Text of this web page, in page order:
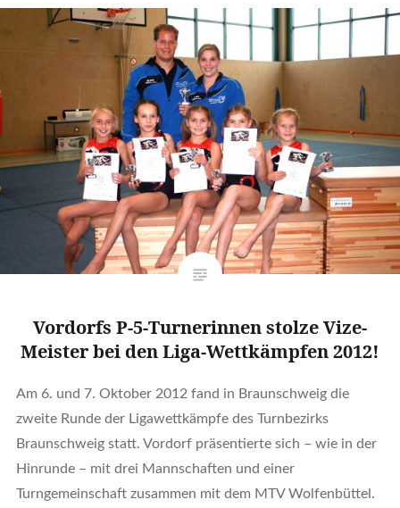
Vordorfs P-5-Turnerinnen stolze Vize-
Meister bei den Liga-Wettkämpfen 2012!
Am 6. und 7. Oktober 2012 fand in Braunschweig die
zweite Runde der Ligawettkämpfe des Turnbezirks
Braunschweig statt. Vordorf präsentierte sich – wie in der
Hinrunde – mit drei Mannschaften und einer
Turngemeinschaft zusammen mit dem MTV Wolfenbüttel.